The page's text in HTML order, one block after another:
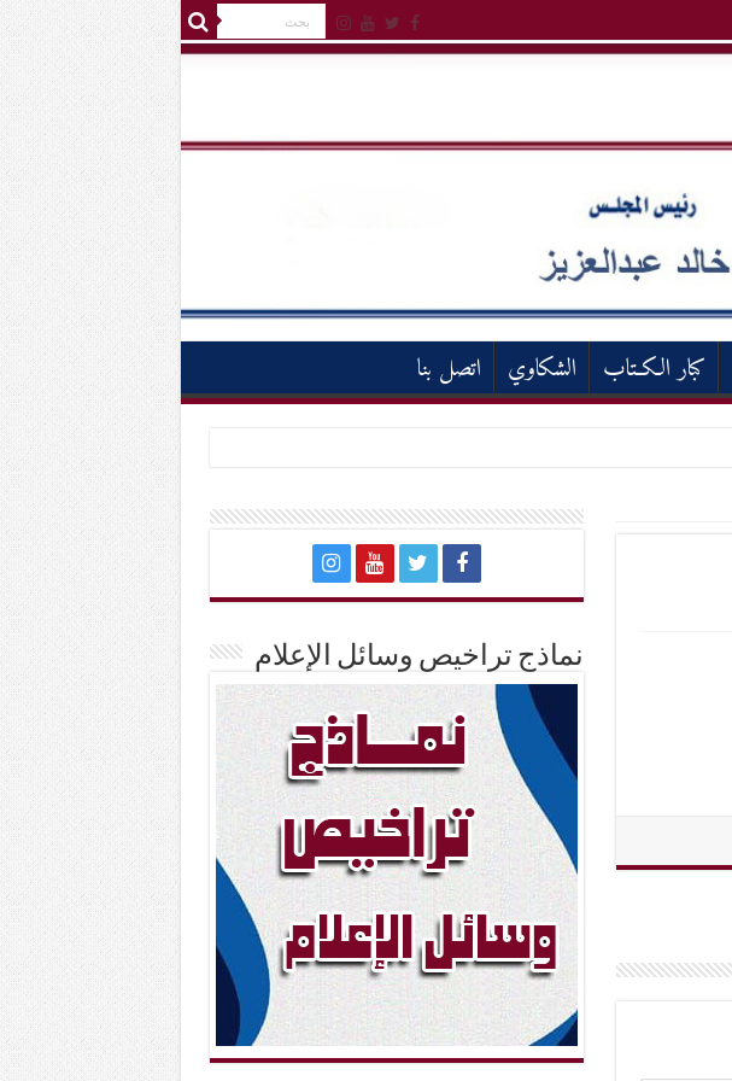
كبار الكـتاب الشكاوي اتصل بنا
نماذج تراخيص وسائل الإعلام